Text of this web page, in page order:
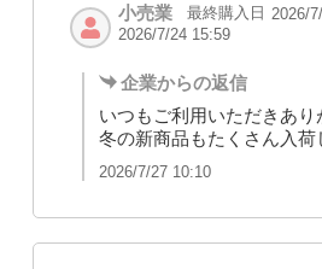
小売業
最終購入日 2026/
2026/7/24 15:59
企業からの返信
いつもご利用いただきあ
冬の新商品もたくさん入荷
2026/7/27 10:10